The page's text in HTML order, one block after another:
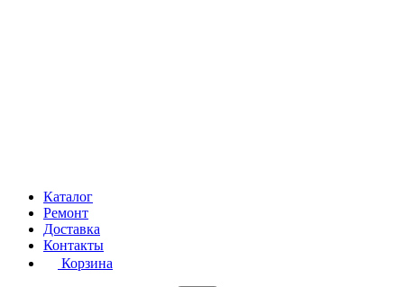
Каталог
Ремонт
Доставка
Контакты
Корзина